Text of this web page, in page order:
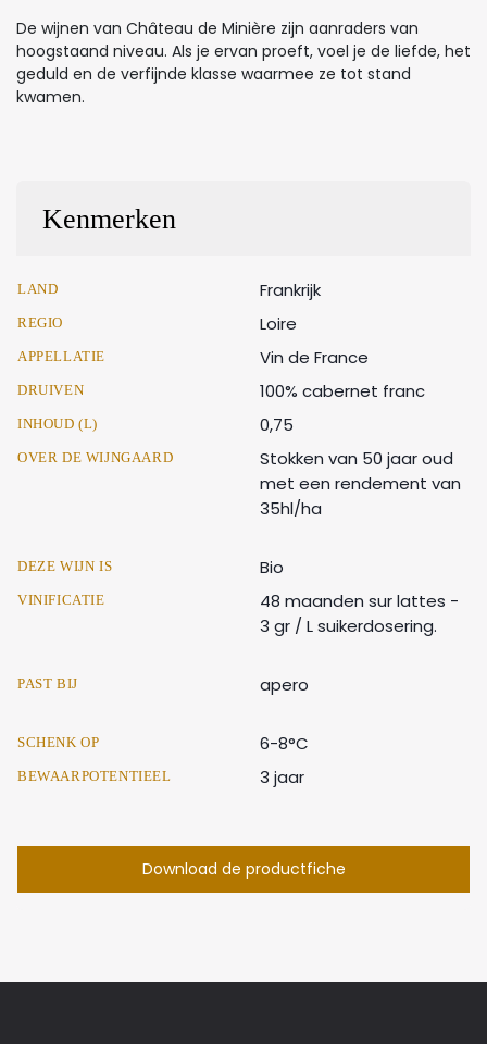
De wijnen van Château de Minière zijn aanraders van
hoogstaand niveau. Als je ervan proeft, voel je de liefde, het
geduld en de verfijnde klasse waarmee ze tot stand
kwamen.
Kenmerken
LAND Frankrijk
REGIO Loire
APPELLATIE Vin de France
DRUIVEN 100% cabernet franc
INHOUD (L) 0,75
OVER DE WIJNGAARD
Stokken van 50 jaar oud
met een rendement van
35hl/ha
DEZE WIJN IS Bio
VINIFICATIE
48 maanden sur lattes -
3 gr / L suikerdosering.
PAST BIJ apero
SCHENK OP 6-8°C
BEWAARPOTENTIEEL 3 jaar
Download de productfiche